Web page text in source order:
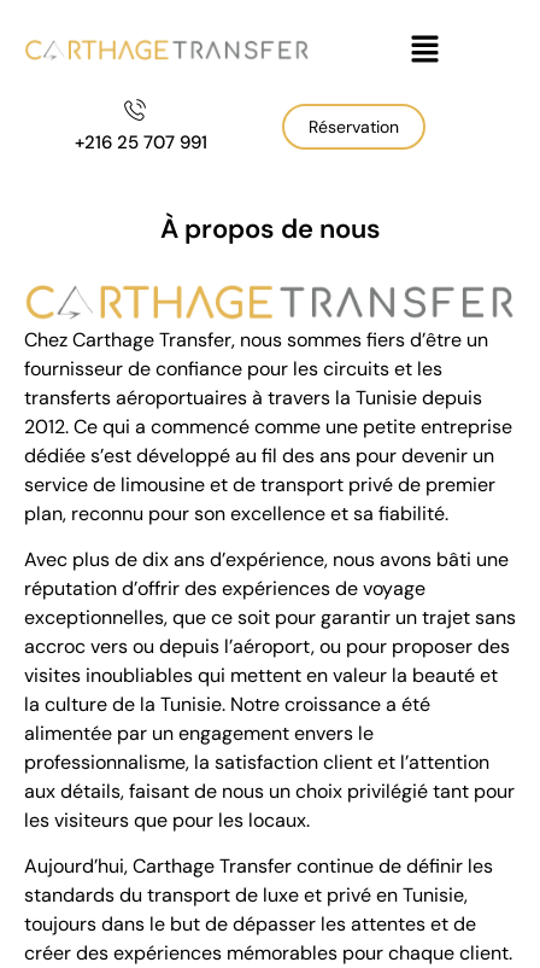
+216 25 707 991
Réservation
À propos de nous
Chez Carthage Transfer, nous sommes fiers d’être un
fournisseur de confiance pour les circuits et les
transferts aéroportuaires à travers la Tunisie depuis
2012. Ce qui a commencé comme une petite entreprise
dédiée s’est développé au fil des ans pour devenir un
service de limousine et de transport privé de premier
plan, reconnu pour son excellence et sa fiabilité.
Avec plus de dix ans d’expérience, nous avons bâti une
réputation d’offrir des expériences de voyage
exceptionnelles, que ce soit pour garantir un trajet sans
accroc vers ou depuis l’aéroport, ou pour proposer des
visites inoubliables qui mettent en valeur la beauté et
la culture de la Tunisie. Notre croissance a été
alimentée par un engagement envers le
professionnalisme, la satisfaction client et l’attention
aux détails, faisant de nous un choix privilégié tant pour
les visiteurs que pour les locaux.
Aujourd’hui, Carthage Transfer continue de définir les
standards du transport de luxe et privé en Tunisie,
toujours dans le but de dépasser les attentes et de
créer des expériences mémorables pour chaque client.